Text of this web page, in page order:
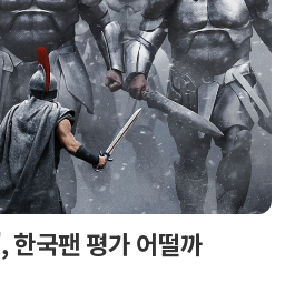
한국팬 평가 어떨까